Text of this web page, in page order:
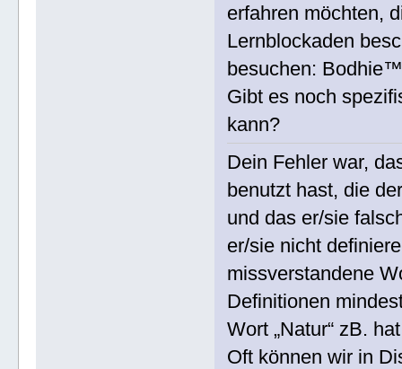
erfahren möchten,
Lernblockaden
besuchen:
Gibt es noch
kann?
Dein Fehler war,
benutzt hast, die
und das er/sie
er/sie nicht
missverstandene
Definitionen
Wort „Natur“ zB.
Oft können wir in